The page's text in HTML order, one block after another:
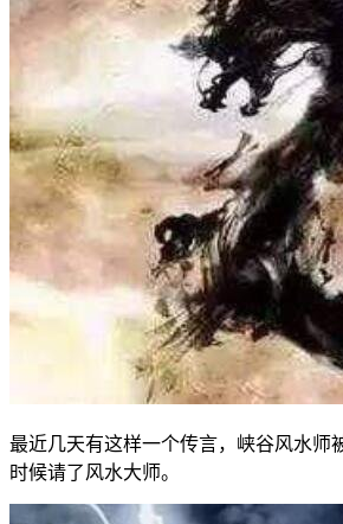
最近几天有这样一个传言，峡谷风水师
时候请了风水大师。